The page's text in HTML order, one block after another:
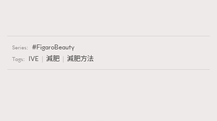
Series: FigaroBeauty
Tags: IVE 減肥 減肥方法